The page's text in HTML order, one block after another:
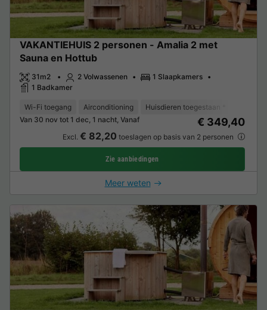
VAKANTIEHUIS 2 personen - Amalia 2 met
Sauna en Hottub
31m2 2 Volwassenen
1 Slaapkamers
1 Badkamer
Wi-Fi toegang Airconditioning Huisdieren toegestaan *
Van 30 nov tot 1 dec, 1 nacht, Vanaf
€ 349,40
Excl. € 82,20 toeslagen op basis van 2 personen
Zie aanbiedingen
Meer weten